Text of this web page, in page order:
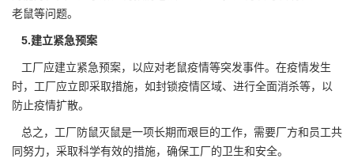
老鼠等问题。
5.建立紧急预案
工厂应建立紧急预案，以应对老鼠疫情等突发事件。在疫情发生
时，工厂应立即采取措施，如封锁疫情区域、进行全面消杀等，以
防止疫情扩散。
总之，工厂防鼠灭鼠是一项长期而艰巨的工作，需要厂方和员工共
同努力，采取科学有效的措施，确保工厂的卫生和安全。